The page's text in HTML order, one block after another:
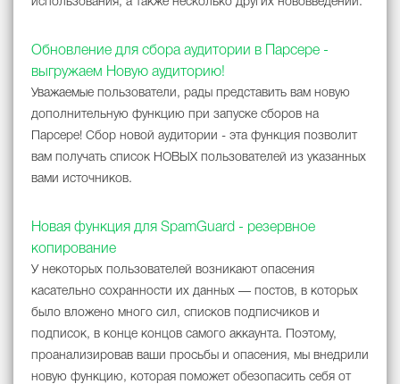
Обновление для сбора аудитории в Парсере -
выгружаем Новую аудиторию!
Уважаемые пользователи, рады представить вам новую
дополнительную функцию при запуске сборов на
Парсере! Сбор новой аудитории - эта функция позволит
вам получать список НОВЫХ пользователей из указанных
вами источников.
Новая функция для SpamGuard - резервное
копирование
У некоторых пользователей возникают опасения
касательно сохранности их данных — постов, в которых
было вложено много сил, списков подписчиков и
подписок, в конце концов самого аккаунта. Поэтому,
проанализировав ваши просьбы и опасения, мы внедрили
новую функцию, которая поможет обезопасить себя от